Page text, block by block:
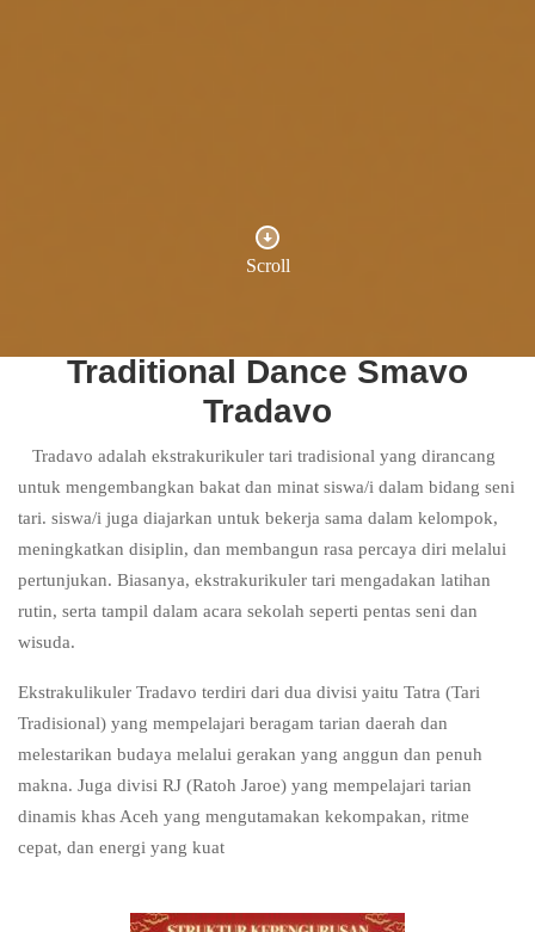
Scroll
Traditional Dance Smavo
Tradavo
Tradavo adalah ekstrakurikuler tari tradisional yang dirancang
untuk mengembangkan bakat dan minat siswa/i dalam bidang seni
tari. siswa/i juga diajarkan untuk bekerja sama dalam kelompok,
meningkatkan disiplin, dan membangun rasa percaya diri melalui
pertunjukan. Biasanya, ekstrakurikuler tari mengadakan latihan
rutin, serta tampil dalam acara sekolah seperti pentas seni dan
wisuda.
Ekstrakulikuler Tradavo terdiri dari dua divisi yaitu Tatra (Tari
Tradisional) yang mempelajari beragam tarian daerah dan
melestarikan budaya melalui gerakan yang anggun dan penuh
makna. Juga divisi RJ (Ratoh Jaroe) yang mempelajari tarian
dinamis khas Aceh yang mengutamakan kekompakan, ritme
cepat, dan energi yang kuat